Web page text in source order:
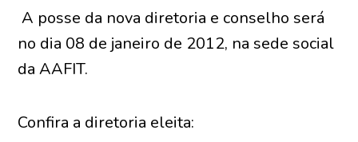
A posse da nova diretoria e conselho será
no dia 08 de janeiro de 2012, na sede social
da AAFIT.
Confira a diretoria eleita: